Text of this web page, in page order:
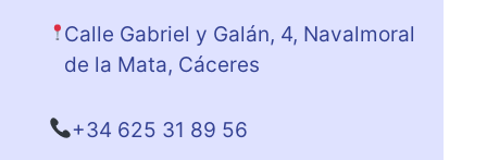
Calle Gabriel y Galán, 4, Navalmoral
de la Mata, Cáceres
+34 625 31 89 56